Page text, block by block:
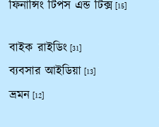
ফিনান্সিং টিপস এন্ড টিক্স [15]
বাইক রাইডিং [31]
ব্যবসার আইডিয়া [13]
ভ্রমন [12]